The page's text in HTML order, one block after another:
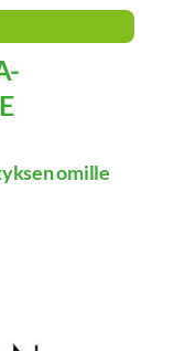
omille